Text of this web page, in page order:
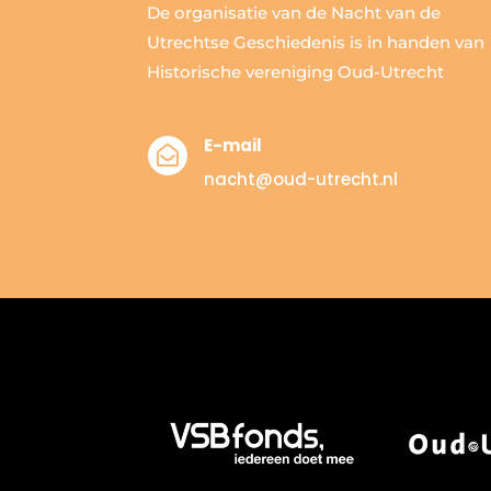
De organisatie van de Nacht van de
Utrechtse Geschiedenis is in handen van
Historische vereniging Oud-Utrecht

E-mail
nacht@oud-utrecht.nl